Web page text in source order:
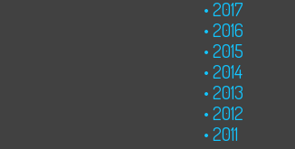
2017
2016
2015
2014
2013
2012
2011